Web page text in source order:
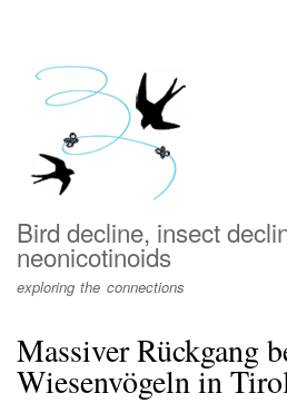
menu
Bird decline, insect
neonicotinoids
exploring the connections
Massiver Rückgang
Wiesenvögeln in